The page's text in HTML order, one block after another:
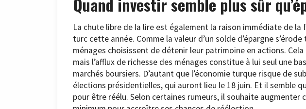
La chute libre de la lire est également la raison immédiate de la
turc cette année. Comme la valeur d’un solde d’épargne
ménages choisissent de détenir leur patrimoine en actions.
mais l’afflux de richesse des ménages constitue à lui seul une
marchés boursiers. D’autant que l’économie turque risque de
élections présidentielles, qui auront lieu le 18 juin. Et il semble
pour être réélu. Selon certaines rumeurs, il souhaite augmenter